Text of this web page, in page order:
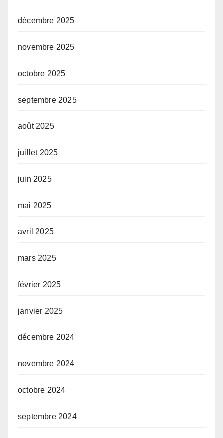
décembre 2025
novembre 2025
octobre 2025
septembre 2025
août 2025
juillet 2025
juin 2025
mai 2025
avril 2025
mars 2025
février 2025
janvier 2025
décembre 2024
novembre 2024
octobre 2024
septembre 2024